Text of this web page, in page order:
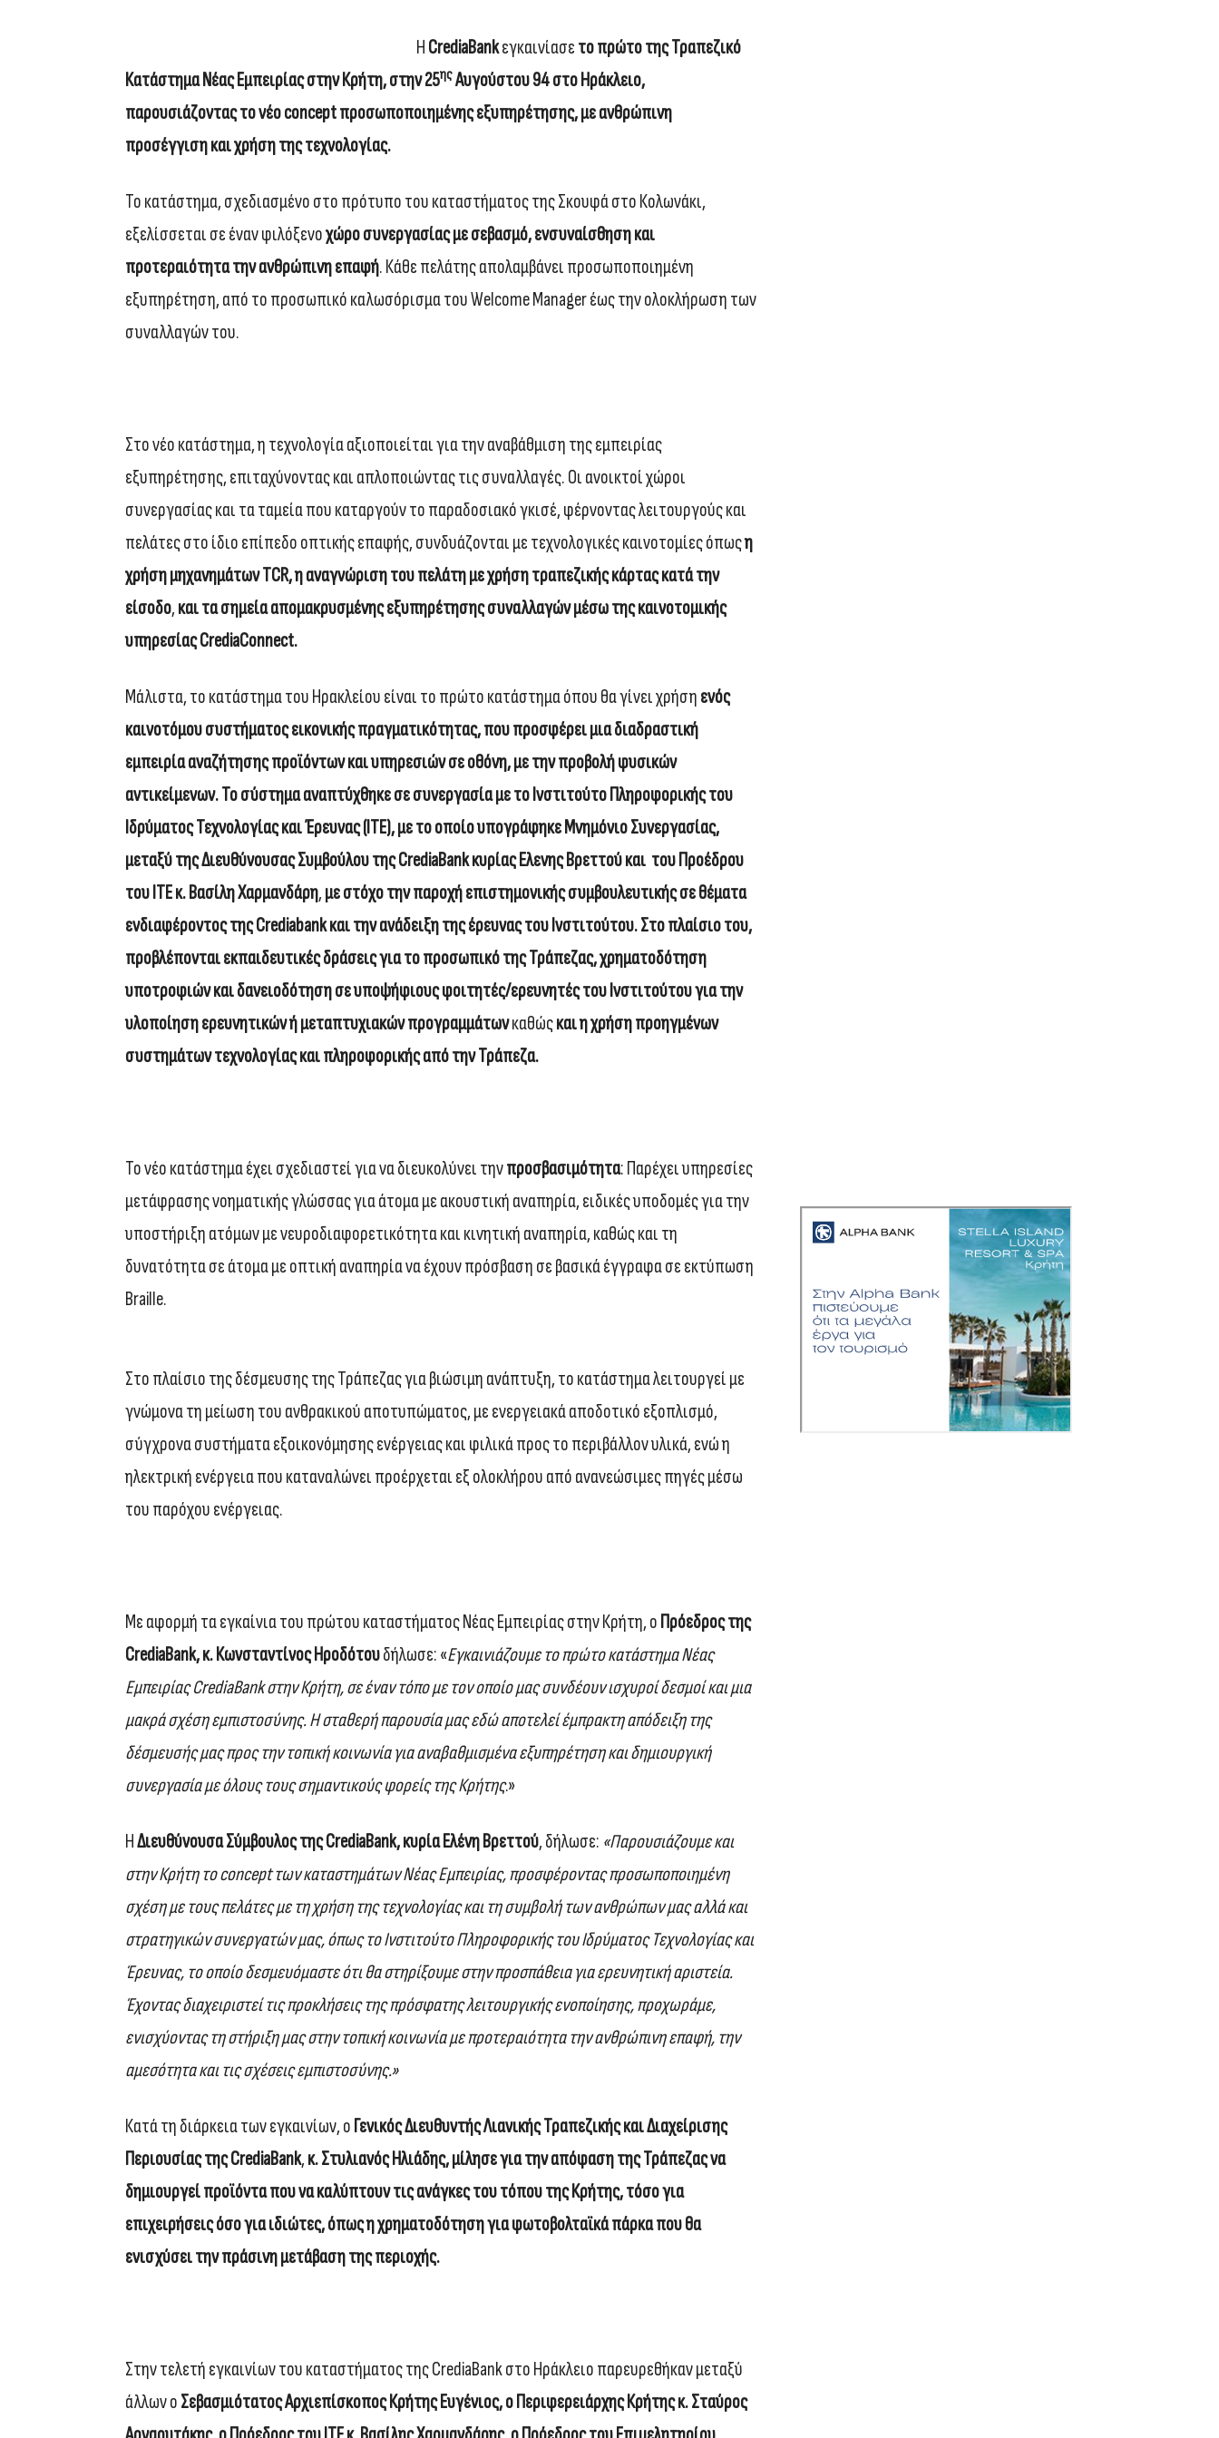
Η CrediaBankεγκαινίασε το πρώτο της Τραπεζικό
Κατάστημα Νέας Εμπειρίας στην Κρήτη, στην 25ηςΑυγούστου 94 στο Ηράκλειο,
παρουσιάζοντας το νέοconceptπροσωποποιημένης εξυπηρέτησης, με ανθρώπινη
προσέγγιση και χρήση της τεχνολογίας.
Το κατάστημα, σχεδιασμένο στο πρότυπο του καταστήματος της Σκουφά στο Κολωνάκι,
εξελίσσεται σε έναν φιλόξενοχώρο συνεργασίαςμε σεβασμό, ενσυναίσθησηκαι
προτεραιότητα την ανθρώπινη επαφή. Κάθε πελάτης απολαμβάνει προσωποποιημένη
εξυπηρέτηση, από το προσωπικό καλωσόρισμα του Welcome Manager έως την ολοκλήρωση των
συναλλαγών του.
Στο νέο κατάστημα, η τεχνολογία αξιοποιείται για την αναβάθμιση της εμπειρίας
εξυπηρέτησης, επιταχύνοντας και απλοποιώντας τις συναλλαγές. Οι ανοικτοί χώροι
συνεργασίας και τα ταμεία που καταργούν το παραδοσιακό γκισέ, φέρνοντας λειτουργούς και
πελάτες στο ίδιο επίπεδο οπτικής επαφής, συνδυάζονται με τεχνολογικές καινοτομίες όπωςη
χρήση μηχανημάτωνTCR, η αναγνώριση του πελάτη με χρήση τραπεζικής κάρτας κατά την
είσοδο, και τα σημεία απομακρυσμένης εξυπηρέτησης συναλλαγών μέσω της καινοτομικής
υπηρεσίαςCrediaConnect.
Μάλιστα, το κατάστημα του Ηρακλείου είναι το πρώτο κατάστημα όπου θα γίνει χρήση ενός
καινοτόμου συστήματος εικονικής πραγματικότητας, που προσφέρει μια διαδραστική
εμπειρία αναζήτησης προϊόντων και υπηρεσιών σε οθόνη, με την προβολή φυσικών
αντικείμενων. Το σύστημα αναπτύχθηκε σε συνεργασία με το Ινστιτούτο Πληροφορικής του
Ιδρύματος Τεχνολογίας και Έρευνας (ΙΤΕ), με το οποίο υπογράφηκε Μνημόνιο Συνεργασίας,
μεταξύ της Διευθύνουσας Συμβούλου τηςCrediaBankκυρίας Ελενης Βρεττού και του Προέδρου
του ΙΤΕ κ. Βασίλη Χαρμανδάρη, με στόχο την παροχή επιστημονικής συμβουλευτικής σε θέματα
ενδιαφέροντος τηςCrediabankκαι την ανάδειξη της έρευνας του Ινστιτούτου. Στο πλαίσιο του,
προβλέπονται εκπαιδευτικές δράσεις για το προσωπικό της Τράπεζας, χρηματοδότηση
υποτροφιών και δανειοδότηση σε υποψήφιους φοιτητές/ερευνητές του Ινστιτούτου για την
υλοποίηση ερευνητικών ή μεταπτυχιακών προγραμμάτωνκαθώςκαι η χρήση προηγμένων
συστημάτων τεχνολογίας και πληροφορικής από την Τράπεζα.
Το νέο κατάστημα έχει σχεδιαστεί για να διευκολύνει τηνπροσβασιμότητα: Παρέχει υπηρεσίες
μετάφρασης νοηματικής γλώσσας για άτομα με ακουστική αναπηρία, ειδικές υποδομές για την
υποστήριξη ατόμων με νευροδιαφορετικότητα και κινητική αναπηρία, καθώς και τη
δυνατότητα σε άτομα με οπτική αναπηρία να έχουν πρόσβαση σε βασικά έγγραφα σε εκτύπωση
Braille.
Στο πλαίσιο της δέσμευσης της Τράπεζας για βιώσιμη ανάπτυξη, το κατάστημα λειτουργεί με
γνώμονα τη μείωση του ανθρακικού αποτυπώματος, με ενεργειακά αποδοτικό εξοπλισμό,
σύγχρονα συστήματα εξοικονόμησης ενέργειας και φιλικά προς το περιβάλλον υλικά, ενώ η
ηλεκτρική ενέργεια που καταναλώνει προέρχεται εξ ολοκλήρου από ανανεώσιμες πηγές μέσω
του παρόχου ενέργειας.
Με αφορμή τα εγκαίνια του πρώτου καταστήματος Νέας Εμπειρίας στην Κρήτη, ο Πρόεδρος της
CrediaBank, κ. Κωνσταντίνος Ηροδότουδήλωσε: «Εγκαινιάζουμε το πρώτο κατάστημα Νέας
Εμπειρίας CrediaBank στην Κρήτη, σε έναν τόπο με τον οποίο μας συνδέουν ισχυροί δεσμοί και μια
μακρά σχέση εμπιστοσύνης. Η σταθερή παρουσία μας εδώ αποτελεί έμπρακτη απόδειξη της
δέσμευσής μας προς την τοπική κοινωνία για αναβαθμισμένα εξυπηρέτηση και δημιουργική
συνεργασία με όλους τους σημαντικούς φορείς της Κρήτης.»
ΗΔιευθύνουσα Σύμβουλος τηςCrediaBank, κυρία Ελένη Βρεττού, δήλωσε: «Παρουσιάζουμε και
στην Κρήτη τοconcept των καταστημάτων Νέας Εμπειρίας, προσφέροντας προσωποποιημένη
σχέση με τους πελάτες με τη χρήση της τεχνολογίας και τη συμβολή των ανθρώπων μας αλλά και
στρατηγικών συνεργατών μας, όπως το Ινστιτούτο Πληροφορικής του Ιδρύματος Τεχνολογίας και
Έρευνας, το οποίο δεσμευόμαστε ότι θα στηρίξουμε στην προσπάθεια για ερευνητική αριστεία.
Έχοντας διαχειριστεί τις προκλήσεις της πρόσφατης λειτουργικής ενοποίησης, προχωράμε,
ενισχύοντας τη στήριξη μας στην τοπική κοινωνία με προτεραιότητα την ανθρώπινη επαφή, την
αμεσότητα και τις σχέσεις εμπιστοσύνης.»
Κατά τη διάρκεια των εγκαινίων, ο Γενικός Διευθυντής Λιανικής Τραπεζικής και Διαχείρισης
Περιουσίας της CrediaBank, κ. Στυλιανός Ηλιάδης, μίλησε για την απόφαση της Τράπεζας να
δημιουργεί προϊόντα που να καλύπτουν τις ανάγκες του τόπου της Κρήτης, τόσο για
επιχειρήσεις όσο για ιδιώτες, όπως η χρηματοδότηση για φωτοβολταϊκά πάρκα που θα
ενισχύσει την πράσινη μετάβαση της περιοχής.
Στην τελετή εγκαινίων του καταστήματος της CrediaBank στο Ηράκλειο παρευρεθήκαν μεταξύ
άλλων ο Σεβασμιότατος Αρχιεπίσκοπος Κρήτης Ευγένιος, ο Περιφερειάρχης Κρήτης κ. Σταύρος